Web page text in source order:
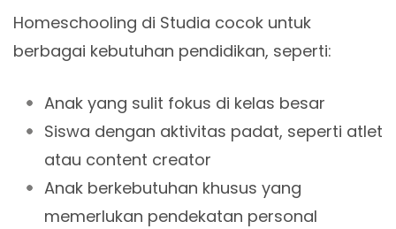
Homeschooling di Studia cocok untuk
berbagai kebutuhan pendidikan, seperti:
Anak yang sulit fokus di kelas besar
Siswa dengan aktivitas padat, seperti atlet
atau content creator
Anak berkebutuhan khusus yang
memerlukan pendekatan personal